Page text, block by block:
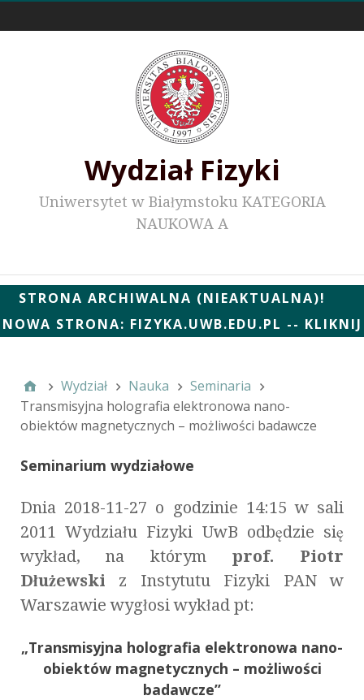
Wydział Fizyki
Uniwersytet w Białymstoku KATEGORIA
NAUKOWA A
STRONA ARCHIWALNA (NIEAKTUALNA)!
NOWA STRONA: FIZYKA.UWB.EDU.PL -- KLIKNIJ
Wydział Nauka
Seminaria
Transmisyjna holografia elektronowa nano-
obiektów magnetycznych – możliwości badawcze
Seminarium wydziałowe
Dnia 2018-11-27 o godzinie 14:15 w sali
2011 Wydziału Fizyki UwB odbędzie się
wykład, na którym prof. Piotr
Dłużewski z Instytutu Fizyki PAN w
Warszawie wygłosi wykład pt:
„Transmisyjna holografia elektronowa nano-
obiektów magnetycznych – możliwości
badawcze”